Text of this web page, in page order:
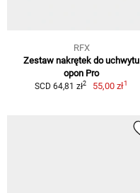
RFX
Zestaw nakrętek do uchwytu
opon Pro
SCD 64,81 zł2 55,00 zł1